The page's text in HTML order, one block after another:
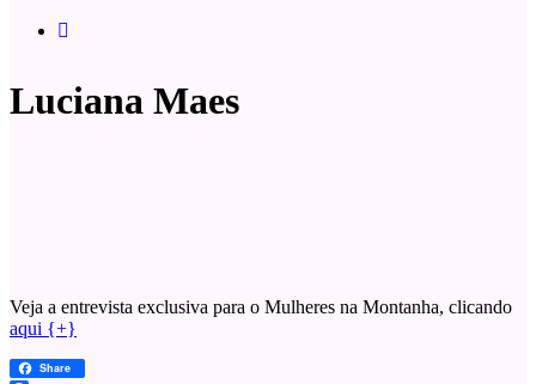
Luciana Maes
Veja a entrevista exclusiva para o Mulheres na Montanha, clicando
aqui {+}
Share